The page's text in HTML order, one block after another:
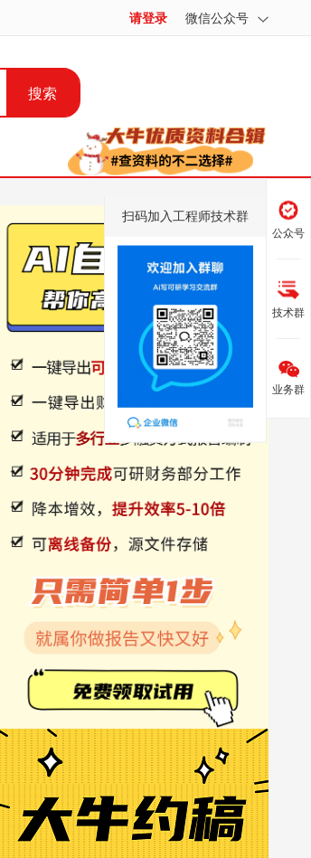
请登录 微信公众号
搜索
公众号
技术群
扫码加入工程师技术群
业务群